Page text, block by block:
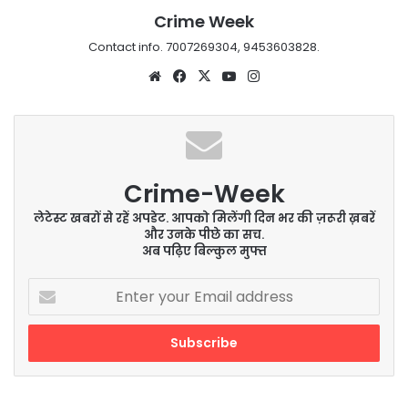
Crime Week
Contact info. 7007269304, 9453603828.
WebsiteFacebook
X YouTube
Crime-Week
लेटेस्ट खबरों से रहें अपडेट. आपको मिलेंगी दिन भर की ज़रूरी ख़बरें
और उनके पीछे का सच.
अब पढ़िए बिल्कुल मुफ्त
Enter
your
Email